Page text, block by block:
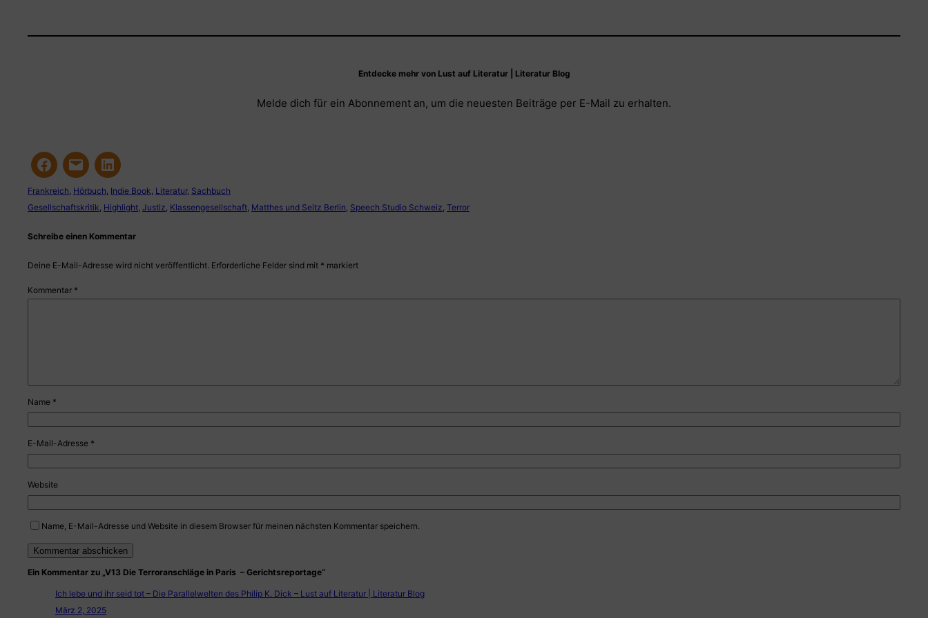
Entdecke mehr von Lust auf Literatur | Literatur Blog
Melde dich für ein Abonnement an, um die neuesten Beiträge per E-Mail zu erhalten.
Frankreich Hörbuch Indie Book Literatur, Sachbuch
Gesellschaftskritik Highlight Justiz Klassengesellschaft Matthes und Seitz Berlin Speech Studio Schweiz Terror
Schreibe einen Kommentar
Deine E-Mail-Adresse wird nicht veröffentlicht. Erforderliche Felder sind mit * markiert
Kommentar *
Name *
E-Mail-Adresse *
Website
Name, E-Mail-Adresse und Website in diesem Browser für meinen nächsten Kommentar speichern.
Ein Kommentar zu „V13 Die Terroranschläge in Paris – Gerichtsreportage“
Ich lebe und ihr seid tot – Die Parallelwelten des Philip K. Dick – Lust auf Literatur | Literatur Blog
März 2, 2025